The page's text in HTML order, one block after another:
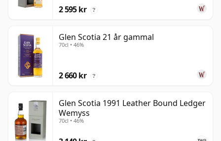
2 595 kr ?
Glen Scotia 21 år gammal
70cl • 46%
2 660 kr ?
Glen Scotia 1991 Leather Bound Ledger
Wemyss
70cl • 46%